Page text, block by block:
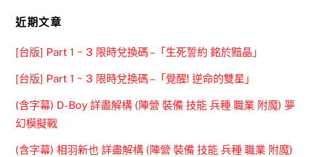
近期文章
[台版] Part 1 ~ 3 限時兌換碼 –「生死誓約 銘於黯晶」
[台版] Part 1 ~ 3 限時兌換碼 –「覺醒! 逆命的雙星」
(含字幕) D-Boy 詳盡解構 (陣營 裝備 技能 兵種 職業 附魔) 夢
幻模擬戰
(含字幕) 相羽新也 詳盡解構 (陣營 裝備 技能 兵種 職業 附魔)